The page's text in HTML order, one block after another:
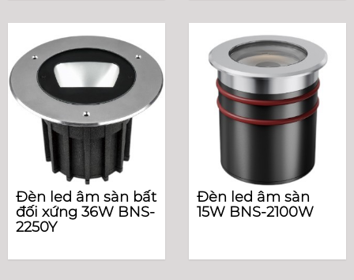
Đèn led âm sàn bất
đối xứng 36W BNS-
2250Y
Đèn led âm sàn
15W BNS-2100W